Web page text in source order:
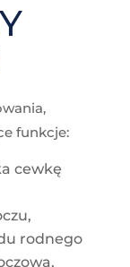
funkcje:
cewkę
rodnego